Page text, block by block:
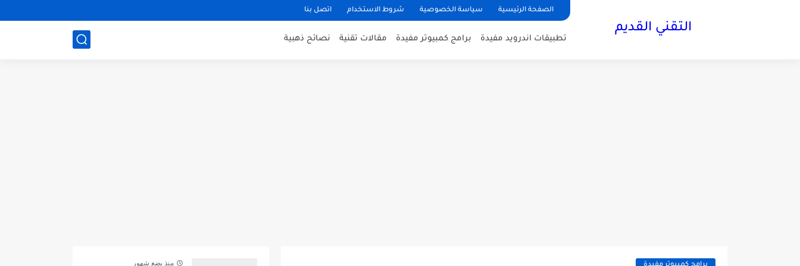
الصفحة الرئيسية سياسة الخصوصية شروط الاستخدام اتصل بنا
التقني القديم
تطبيقات اندرويد مفيدة برامج كمبيوتر مفيدة مقالات تقنية نصائح ذهبية
منذ بضع شهور